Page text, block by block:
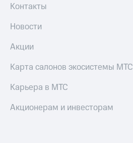
Контакты
Новости
Акции
Карта салонов экосистемы МТС
Карьера в МТС
Акционерам и инвесторам